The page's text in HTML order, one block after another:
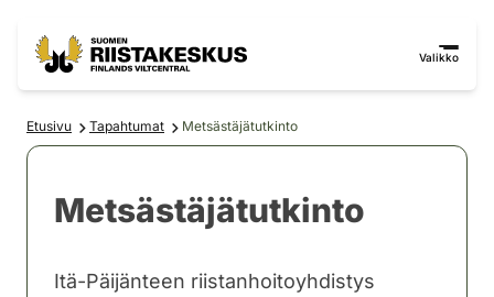
Valikko
Etusivu Tapahtumat Metsästäjätutkinto
Metsästäjätutkinto
Itä-Päijänteen riistanhoitoyhdistys